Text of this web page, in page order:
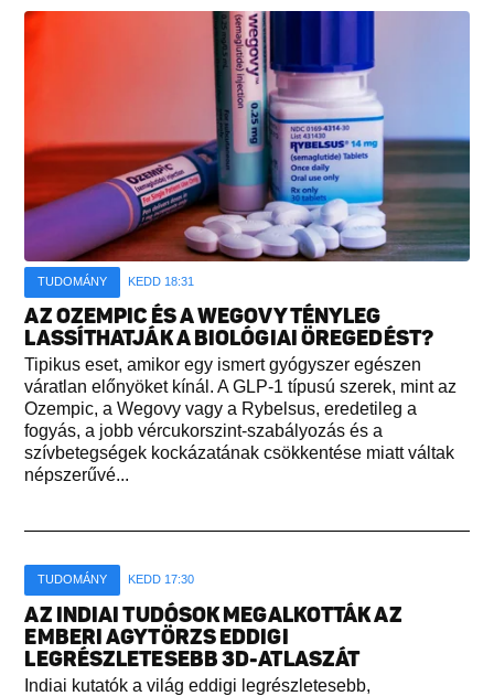
TUDOMÁNY KEDD 18:31
AZ OZEMPIC ÉS A WEGOVY TÉNYLEG
LASSÍTHATJÁK A BIOLÓGIAI ÖREGEDÉST?
Tipikus eset, amikor egy ismert gyógyszer egészen
váratlan előnyöket kínál. A GLP-1 típusú szerek, mint az
Ozempic, a Wegovy vagy a Rybelsus, eredetileg a
fogyás, a jobb vércukorszint-szabályozás és a
szívbetegségek kockázatának csökkentése miatt váltak
népszerűvé...
TUDOMÁNY KEDD 17:30
AZ INDIAI TUDÓSOK MEGALKOTTÁK AZ
EMBERI AGYTÖRZS EDDIGI
LEGRÉSZLETESEBB 3D-ATLASZÁT
Indiai kutatók a világ eddigi legrészletesebb,